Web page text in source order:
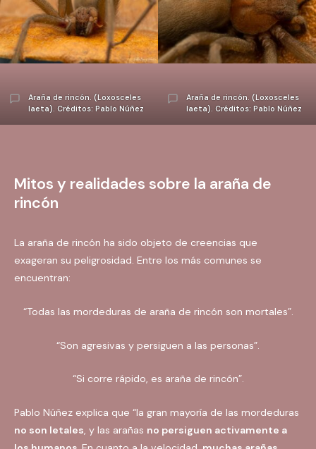
Araña de rincón. (Loxosceles
laeta). Créditos: Pablo Núñez
Araña de rincón. (Loxosceles
laeta). Créditos: Pablo Núñez
Mitos y realidades sobre la araña de
rincón
La araña de rincón ha sido objeto de creencias que
exageran su peligrosidad. Entre los más comunes se
encuentran:
“Todas las mordeduras de araña de rincón son mortales”.
“Son agresivas y persiguen a las personas”.
“Si corre rápido, es araña de rincón”.
Pablo Núñez explica que “la gran mayoría de las mordeduras
no son letales, y las arañas no persiguen activamente a